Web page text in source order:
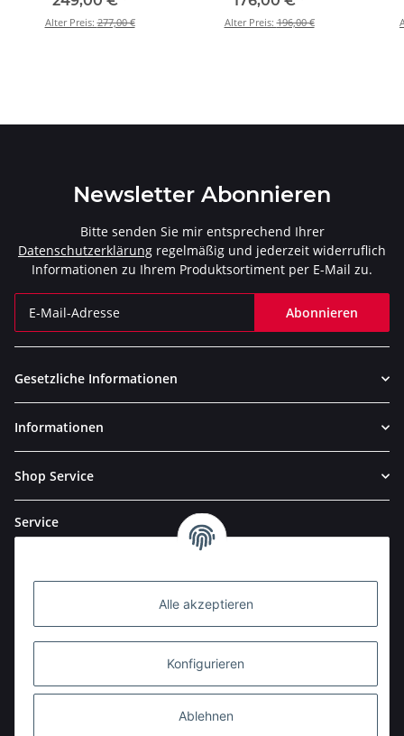
Alle akzeptieren
Konfigurieren
Ablehnen
2020 (P-KAT-069)
Alter Preis:277,00 €
KAT-040)
Alter Preis:196,00 €
Newsletter Abonnieren
Bitte senden Sie mir entsprechend Ihrer
Datenschutzerklärung regelmäßig und jederzeit widerruflich
Informationen zu Ihrem Produktsortiment per E-Mail zu.
Abonnieren
Gesetzliche Informationen
Informationen
Shop Service
Service